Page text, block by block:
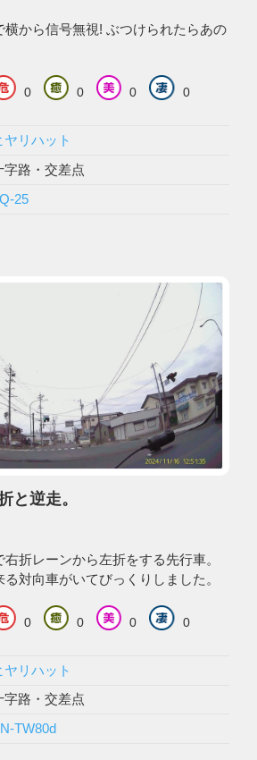
横から信号無視! ぶつけられたらあの
0 0 0 0
ヤリハット
字路・交差点
25
と逆走。
折レーンから左折をする先行車。
対向車がいてびっくりしました。
0 0 0 0
ヤリハット
字路・交差点
TW80d